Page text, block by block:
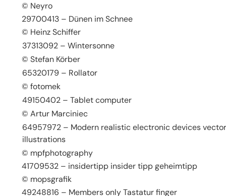
© Neyro
29700413 – Dünen im Schnee
© Heinz Schiffer
37313092 – Wintersonne
© Stefan Körber
65320179 – Rollator
© fotomek
49150402 – Tablet computer
© Artur Marciniec
64957972 – Modern realistic electronic devices vector
illustrations
© mpfphotography
41709532 – insidertipp insider tipp geheimtipp
© mopsgrafik
49248816 – Members only Tastatur finger